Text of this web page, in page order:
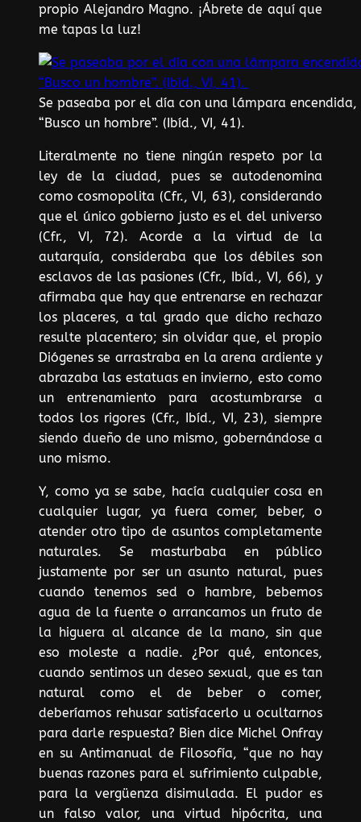
propio Alejandro Magno. ¡Ábrete de aquí que
me tapas la luz!
Se paseaba por el día con una lámpara encendida,
“Busco un hombre”. (Ibíd., VI, 41).
Literalmente no tiene ningún respeto por la
ley de la ciudad, pues se autodenomina
como cosmopolita (Cfr., VI, 63), considerando
que el único gobierno justo es el del universo
(Cfr., VI, 72). Acorde a la virtud de la
autarquía, consideraba que los débiles son
esclavos de las pasiones (Cfr., Ibíd., VI, 66), y
afirmaba que hay que entrenarse en rechazar
los placeres, a tal grado que dicho rechazo
resulte placentero; sin olvidar que, el propio
Diógenes se arrastraba en la arena ardiente y
abrazaba las estatuas en invierno, esto como
un entrenamiento para acostumbrarse a
todos los rigores (Cfr., Ibíd., VI, 23), siempre
siendo dueño de uno mismo, gobernándose a
uno mismo.
Y, como ya se sabe, hacía cualquier cosa en
cualquier lugar, ya fuera comer, beber, o
atender otro tipo de asuntos completamente
naturales. Se masturbaba en público
justamente por ser un asunto natural, pues
cuando tenemos sed o hambre, bebemos
agua de la fuente o arrancamos un fruto de
la higuera al alcance de la mano, sin que
eso moleste a nadie. ¿Por qué, entonces,
cuando sentimos un deseo sexual, que es tan
natural como el de beber o comer,
deberíamos rehusar satisfacerlo u ocultarnos
para darle respuesta? Bien dice Michel Onfray
en su Antimanual de Filosofía, “que no hay
buenas razones para el sufrimiento culpable,
para la vergüenza disimulada. El pudor es
un falso valor, una virtud hipócrita, una